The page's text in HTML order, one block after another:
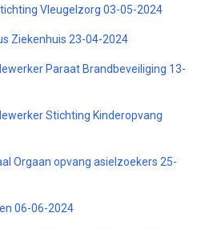
Vleugelzorg 03-05-2024
Ziekenhuis 23-04-2024
Paraat Brandbeveiliging 13-
Stichting Kinderopvang
Orgaan opvang asielzoekers 25-
06-06-2024